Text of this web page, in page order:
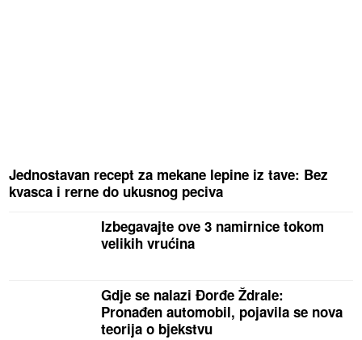
Jednostavan recept za mekane lepine iz tave: Bez
kvasca i rerne do ukusnog peciva
Izbegavajte ove 3 namirnice tokom
velikih vrućina
Gdje se nalazi Đorđe Ždrale:
Pronađen automobil, pojavila se nova
teorija o bjekstvu